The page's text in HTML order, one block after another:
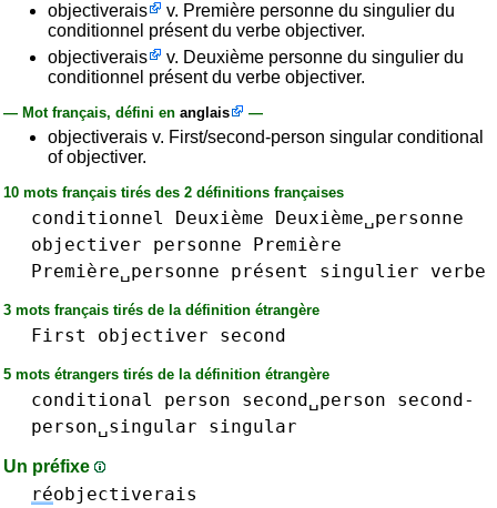
objectiverais
v. Première personne du singulier du
conditionnel présent du verbe objectiver.
objectiverais
v. Deuxième personne du singulier du
conditionnel présent du verbe objectiver.
— Mot français, défini en anglais —
objectiverais v. First/second-person singular conditional
of objectiver.
10 mots français tirés des 2 définitions françaises
conditionnel Deuxième
Deuxième␣personne
objectiver
personne
Première
Première␣personne
présent singulier verbe
3 mots français tirés de la définition étrangère
First objectiver second
5 mots étrangers tirés de la définition étrangère
conditional person second␣person
second-
person␣singular
singular
Un préfixe
réobjectiverais